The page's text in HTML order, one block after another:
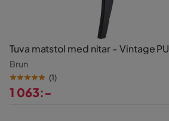
Tuva matstol med nitar - Vintage PU
Brun
(1)
1 063:-